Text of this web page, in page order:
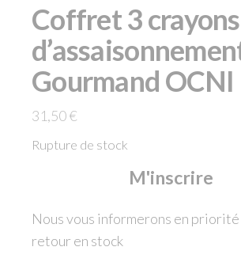
Coffret 3 crayons
Gourmand OCNI
31,50€
Rupture de stock
M'inscrire
Nous vous informerons en
retour en stock